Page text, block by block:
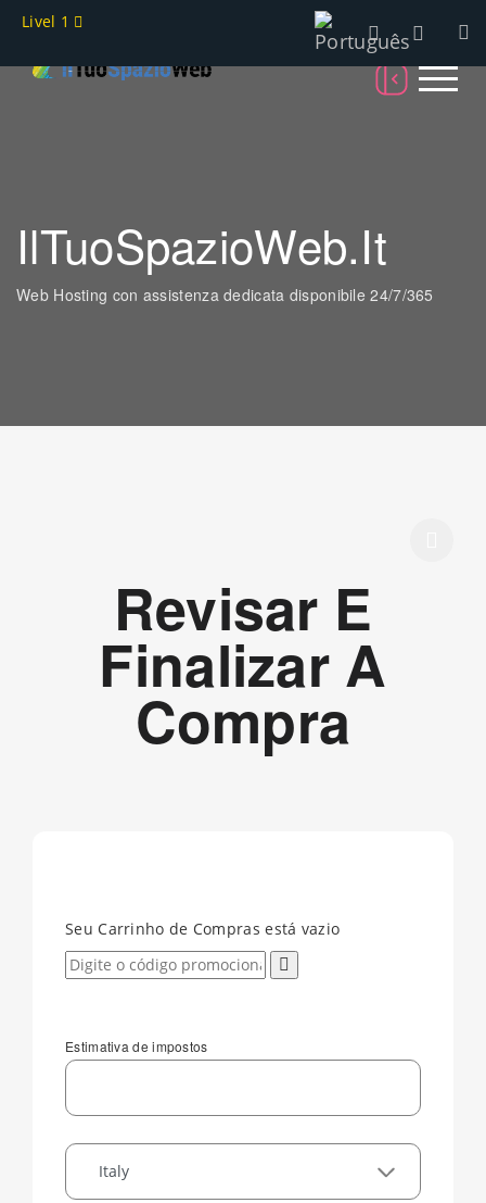
Livel 1
IlTuoSpazioWeb.it
Web Hosting con assistenza dedicata disponibile 24/7/365
Revisar E
Finalizar A
Compra
Seu Carrinho de Compras está vazio
Estimativa de impostos